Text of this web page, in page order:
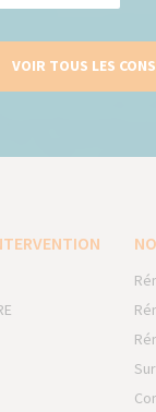
VOIR TOUS LES